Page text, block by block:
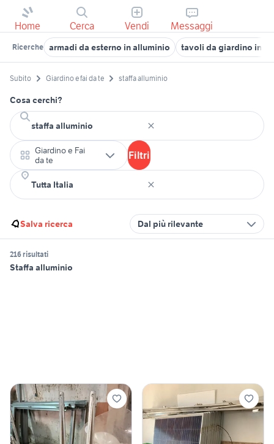
Home Cerca Vendi Messaggi
Ricerche armadi da esterno in alluminio tavoli da giardino in
Subito Giardino e fai da te staffa alluminio
Cosa cerchi?
Giardino e Fai
da te
Filtri
Salva ricerca Dal più rilevante
216 risultati
Staffa alluminio